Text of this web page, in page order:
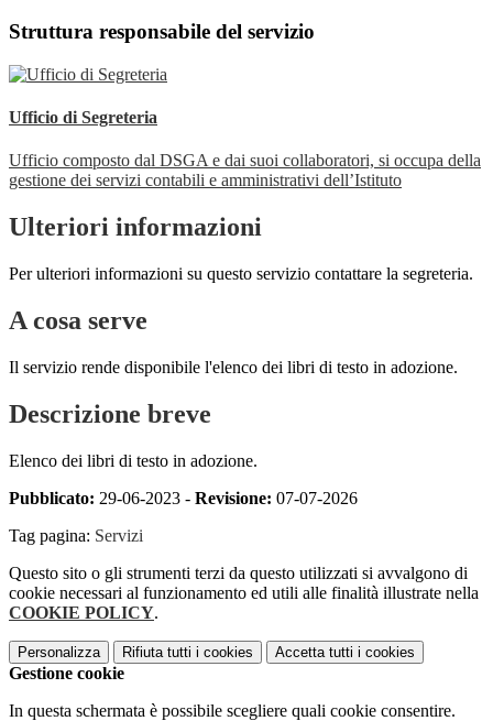
Struttura responsabile del servizio
Ufficio di Segreteria
Ufficio composto dal DSGA e dai suoi collaboratori, si occupa della
gestione dei servizi contabili e amministrativi dell’Istituto
Ulteriori informazioni
Per ulteriori informazioni su questo servizio contattare la segreteria.
A cosa serve
Il servizio rende disponibile l'elenco dei libri di testo in adozione.
Descrizione breve
Elenco dei libri di testo in adozione.
Pubblicato: 29-06-2023 - Revisione: 07-07-2026
Tag pagina: Servizi
Questo sito o gli strumenti terzi da questo utilizzati si avvalgono di
cookie necessari al funzionamento ed utili alle finalità illustrate nella
COOKIE POLICY.
Personalizza Rifiuta tutti i cookies Accetta tutti i cookies
Gestione cookie
In questa schermata è possibile scegliere quali cookie consentire.